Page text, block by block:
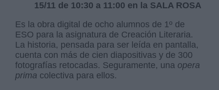
15/11 de 10:30 a 11:00 en la SALA ROSA
Es la obra digital de ocho alumnos de 1º de
ESO para la asignatura de Creación Literaria.
La historia, pensada para ser leída en pantalla,
cuenta con más de cien diapositivas y de 300
fotografías retocadas. Seguramente, una opera
prima colectiva para ellos.